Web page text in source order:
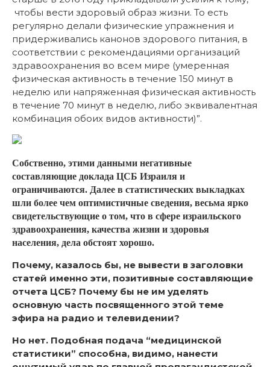
чтобы вести здоровый образ жизни. То есть
регулярно делали физические упражнения и
придерживались канонов здорового питания, в
соответствии с рекомендациями организаций
здравоохранения во всем мире (умеренная
физическая активность в течение 150 минут в
неделю или напряженная физическая активность
в течение 70 минут в неделю, либо эквивалентная
комбинация обоих видов активности)”.
Собственно, этими данными негативные
составляющие доклада ЦСБ Израиля и
ограничиваются. Далее в статистических выкладках
шли более чем оптимистичные сведения, весьма ярко
свидетельствующие о том, что в сфере израильского
здравоохранения, качества жизни и здоровья
населения, дела обстоят хорошо.
Почему, казалось бы, не вывести в заголовки
статей именно эти, позитивные составляющие
отчета ЦСБ? Почему бы не им уделять
основную часть посвященного этой теме
эфира на радио и телевидении?
Но нет. Подобная подача “медицинской
статистики” способна, видимо, нанести